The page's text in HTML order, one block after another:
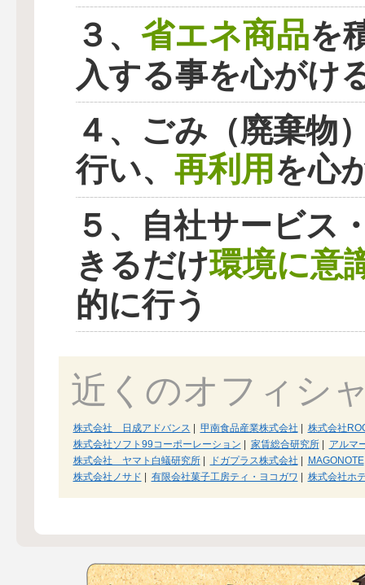
３、 省エネ商品を
入する事を心がけ
４、ごみ（廃棄物
行い、 再利用を心
５、自社サービス
きるだけ環境に意
的に行う
近くのオフィシ
株式会社 日成アドバンス 甲南食品産業株式会社
株式会社
株式会社ソフト99コーポーレーション
家賃総合研究所|
アルマ
株式会社 ヤマト白蟻研究所| ドガプラス株式会社 MAGONOTE
株式会社ノサド
有限会社菓子工房ティ・ヨコガワ 株式会社ホ